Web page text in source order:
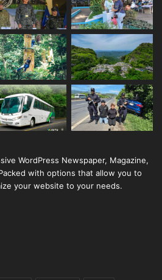
WordPress Newspaper, Magazine,
with options that allow you to
your website to your needs.